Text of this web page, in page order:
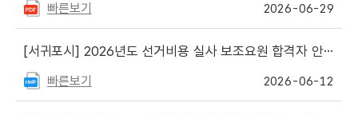
빠른보기 2026-06-29
[서귀포시] 2026년도 선거비용 실사 보조요원 합격자 안내
빠른보기 2026-06-12